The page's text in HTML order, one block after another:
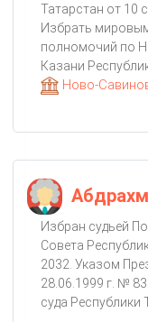
Татарстан от 10
Избрать
полномочий по
Казани
Ново-
Избран судьей
Совета
2032. Указом
28.06.1999 г. №
суда Республики